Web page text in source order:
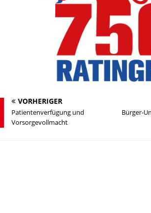
VORHERIGER
Patientenverfügung und
Vorsorgevollmacht
Bürger-